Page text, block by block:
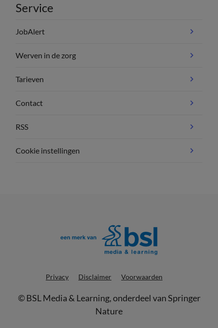
Service
JobAlert
Werven in de zorg
Tarieven
Contact
RSS
Cookie instellingen
Privacy Disclaimer Voorwaarden
©BSL Media & Learning, onderdeel vanSpringer
Nature